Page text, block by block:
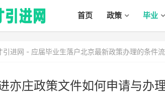
首页 政策 毕业
引进网 - 应届毕业生落户北京最新政策办理的条件
亦庄政策文件如何申请与办